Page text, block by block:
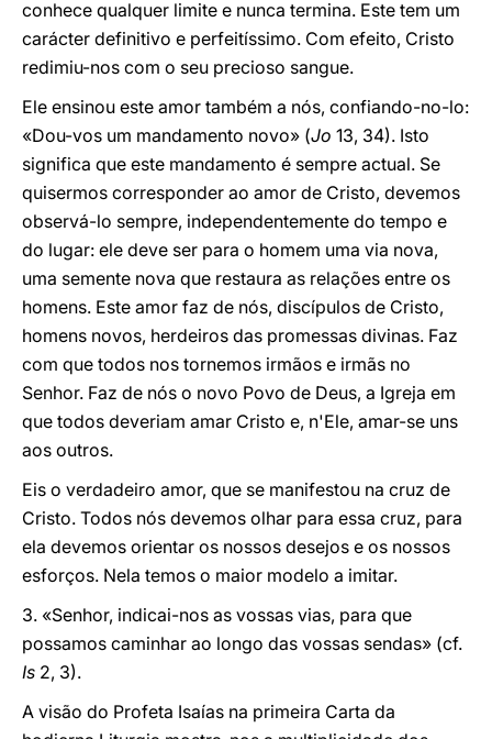
conhece qualquer limite e nunca termina. Este tem um
carácter definitivo e perfeitíssimo. Com efeito, Cristo
redimiu-nos com o seu precioso sangue.
Ele ensinou este amor também a nós, confiando-no-lo:
«Dou-vos um mandamento novo» (Jo 13, 34). Isto
significa que este mandamento é sempre actual. Se
quisermos corresponder ao amor de Cristo, devemos
observá-lo sempre, independentemente do tempo e
do lugar: ele deve ser para o homem uma via nova,
uma semente nova que restaura as relações entre os
homens. Este amor faz de nós, discípulos de Cristo,
homens novos, herdeiros das promessas divinas. Faz
com que todos nos tornemos irmãos e irmãs no
Senhor. Faz de nós o novo Povo de Deus, a Igreja em
que todos deveriam amar Cristo e, n'Ele, amar-se uns
aos outros.
Eis o verdadeiro amor, que se manifestou na cruz de
Cristo. Todos nós devemos olhar para essa cruz, para
ela devemos orientar os nossos desejos e os nossos
esforços. Nela temos o maior modelo a imitar.
3. «Senhor, indicai-nos as vossas vias, para que
possamos caminhar ao longo das vossas sendas» (cf.
Is 2, 3).
A visão do Profeta Isaías na primeira Carta da